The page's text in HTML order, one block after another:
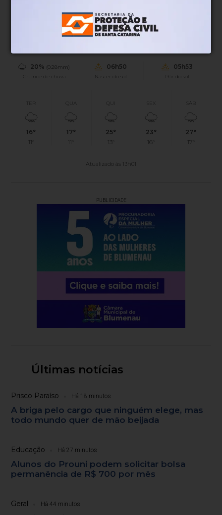
0.45km/h
Vento
20% (0.28mm)
Chance de chuva
06h50
Nascer do sol
05h53
Pôr do sol
TER
16°
11°
QUA
17°
11°
25°
13°
SEX
23°
16°
SÁB
27°
17°
Atualizado às 13h01
PUBLICIDADE
Últimas notícias
Prisco Paraíso Há 18 minutos
A briga pelo cargo que ninguém elege, mas
todo mundo quer de mão beijada
Educação Há 27 minutos
Alunos do Prouni podem solicitar bolsa
permanência de R$ 700 por mês
Geral Há 44 minutos